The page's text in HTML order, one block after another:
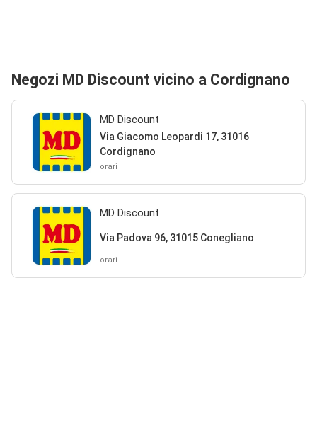
Negozi MD Discount vicino a Cordignano
MD Discount
Via Giacomo Leopardi 17, 31016
Cordignano
orari
MD Discount
Via Padova 96, 31015 Conegliano
orari